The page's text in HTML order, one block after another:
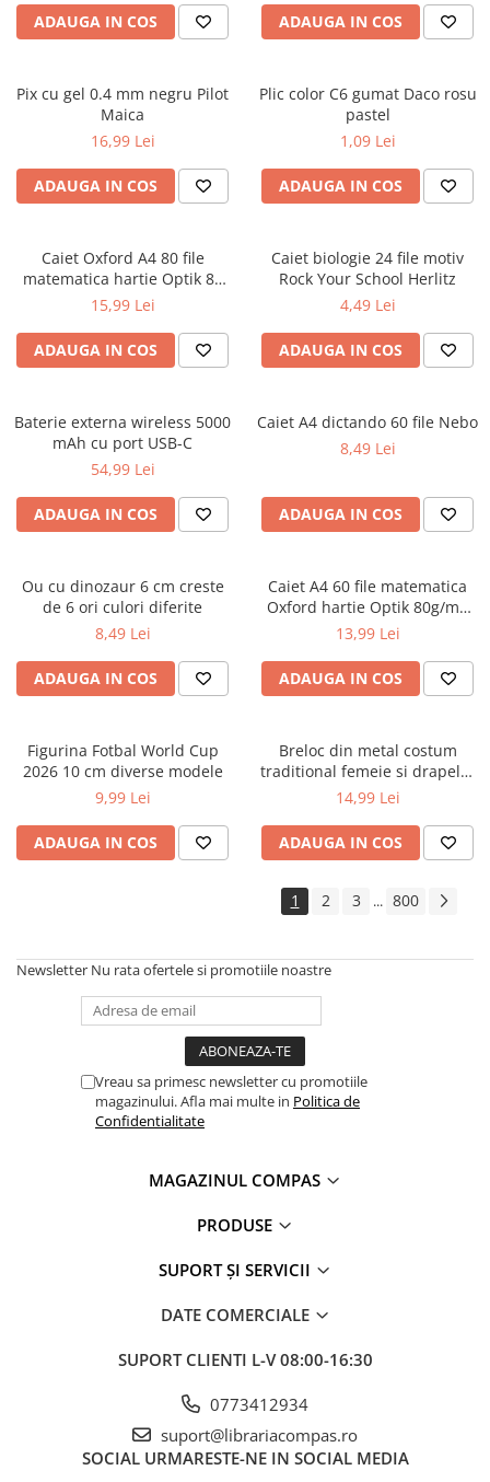
numărat
Ghiozdane și rucsacuri
Rucsacuri școlare și casual
Ghiozdane pentru grădinită
Penare
Penare neechipate
Penare tip etui
Acuarele și pensule școlare
Acuarele școlare și Tempera
Pensule școlare
Cărți
Cărți pentru copii
Cărți ilustrate și interactive
Materiale educaționale
Benzi desenate
Hobby și activități pentru copii
Educație și carte școlară
Culegeri și materiale auxiliare
Caiete de vacanță
Bibliografie școlară
Bibliografie didactică
Dicționare și gramatici
Romane și literatură
Clasici români și universali
Thriller și mister
Young adult
Dezvoltare personală și non-
Psihologie și dezvoltare personală
Parenting și educație
Sănătate și stil de viață
ADAUGA IN COS ADAUGA IN COS
Pix cu gel 0.4 mm negru Pilot
Maica
16,99 Lei
ADAUGA IN COS
Plic color C6 gumat Daco rosu
pastel
1,09 Lei
ADAUGA IN COS
Caiet Oxford A4 80 file
matematica hartie Optik 80
g/mp motiv Teenager
15,99 Lei
ADAUGA IN COS
Caiet biologie 24 file motiv
Rock Your School Herlitz
4,49 Lei
ADAUGA IN COS
Baterie externa wireless 5000
mAh cu port USB-C
54,99 Lei
ADAUGA IN COS
Caiet A4 dictando 60 file Nebo
8,49 Lei
ADAUGA IN COS
Ou cu dinozaur 6 cm creste
de 6 ori culori diferite
8,49 Lei
ADAUGA IN COS
Caiet A4 60 file matematica
Oxford hartie Optik 80g/mp
motiv Touch Pastel
13,99 Lei
ADAUGA IN COS
Figurina Fotbal World Cup
2026 10 cm diverse modele
9,99 Lei
ADAUGA IN COS
Breloc din metal costum
traditional femeie si drapelul
Romaniei 9 cm
14,99 Lei
ADAUGA IN COS
1 2 3 ... 800
Newsletter Nu rata ofertele si promotiile noastre
Vreau sa primesc newsletter cu promotiile
magazinului. Afla mai multe in Politica de
Confidentialitate
MAGAZINUL COMPAS
PRODUSE
SUPORT ȘI SERVICII
DATE COMERCIALE
SUPORT CLIENTI L-V 08:00-16:30
0773412934
suport@librariacompas.ro
SOCIAL URMARESTE-NE IN SOCIAL MEDIA